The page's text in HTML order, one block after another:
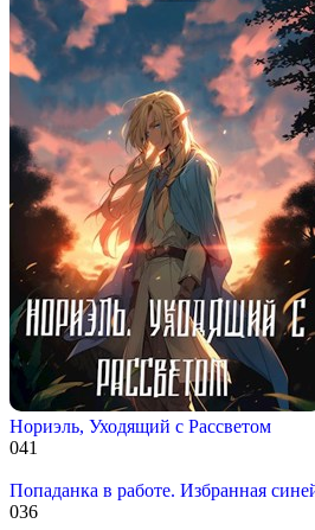
Нориэль, Уходящий с Рассветом
041
Попаданка в работе. Избранная
036